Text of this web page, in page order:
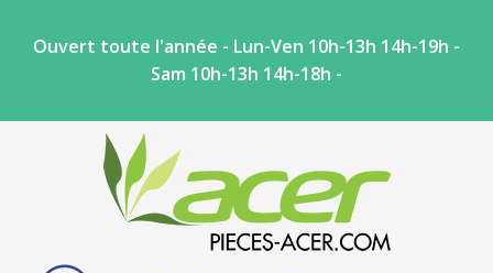
Ouvert toute l'année - Lun-Ven 10h-13h 14h-19h -
Sam 10h-13h 14h-18h -